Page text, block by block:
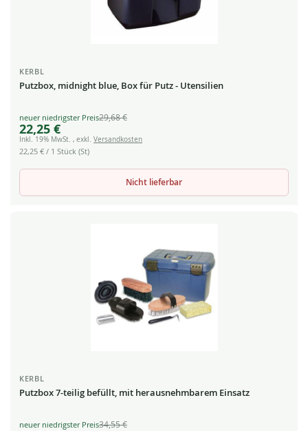
KERBL
Putzbox, midnight blue, Box für Putz - Utensilien
Special
Price
22,25 €
29,68 €
Inkl. 19% MwSt. , exkl. Versandkosten
22,25 € / 1 Stück (St)
Nicht lieferbar
KERBL
Putzbox 7-teilig befüllt, mit herausnehmbarem Einsatz
Special
34,55 €